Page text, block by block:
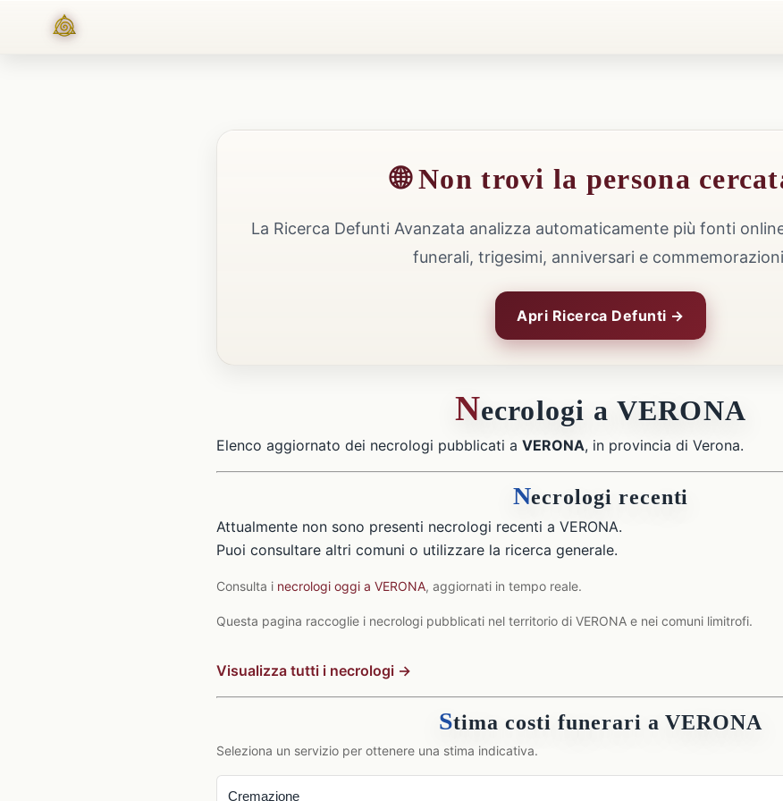
🌐 Non trovi la persona
La Ricerca Defunti Avanzata analizza automaticamente più fonti
funerali, trigesimi, anniversari e
Apri Ricerca Defunti →
Necrologi a VERONA
Elenco aggiornato dei necrologi pubblicati a VERONA, in provincia di Verona.
Necrologi recenti
Attualmente non sono presenti necrologi recenti a VERONA.
Puoi consultare altri comuni o utilizzare la ricerca generale.
Consulta i necrologi oggi a VERONA, aggiornati in tempo reale.
Questa pagina raccoglie i necrologi pubblicati nel territorio di VERONA e nei comuni limitrofi.
Visualizza tutti i necrologi →
Stima costi funerari a VERONA
Seleziona un servizio per ottenere una stima indicativa.